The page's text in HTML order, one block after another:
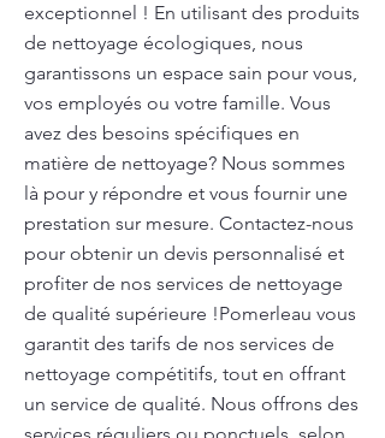
exceptionnel ! En utilisant des produits
de nettoyage écologiques, nous
garantissons un espace sain pour vous,
vos employés ou votre famille. Vous
avez des besoins spécifiques en
matière de nettoyage? Nous sommes
là pour y répondre et vous fournir une
prestation sur mesure. Contactez-nous
pour obtenir un devis personnalisé et
profiter de nos services de nettoyage
de qualité supérieure !Pomerleau vous
garantit des tarifs de nos services de
nettoyage compétitifs, tout en offrant
un service de qualité. Nous offrons des